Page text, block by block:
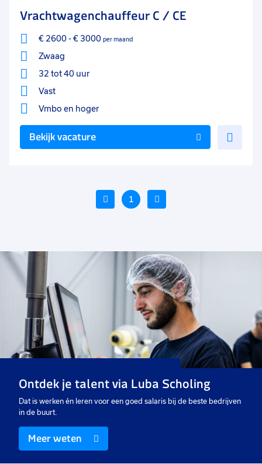
Filter
Sluiten
Vrachtwagenchauffeur C / CE
€ 2600- € 3000 per maand
Zwaag
32 tot 40 uur
Vast
Vmbo en hoger
Bekijk vacature
Vorige
1
Voeg
toe
aan
favorieten
Vrachtwagenchauffeur C /
32 tot 40 uur
€ 2600- € 3000 p.m.
Ontdek je talent via Luba Scholing
Dat is werken én leren voor een goed salaris bij de beste bedrijven
in de buurt.
Meer weten